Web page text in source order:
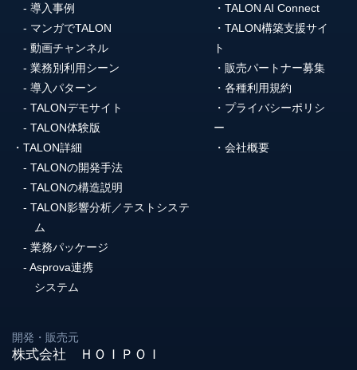
導入事例
マンガでTALON
動画チャンネル
業務別利用シーン
導入パターン
TALONデモサイト
TALON体験版
TALON詳細
TALONの開発手法
TALONの構造説明
TALON影響分析／テストシステ
ム
業務パッケージ
Asprova連携
システム
TALON AI Connect
TALON構築支援サイ
ト
販売パートナー募集
各種利用規約
プライバシーポリシ
ー
会社概要
開発・販売元
株式会社 ＨＯＩＰＯＩ